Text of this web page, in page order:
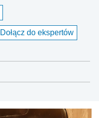
Dołącz do ekspertów